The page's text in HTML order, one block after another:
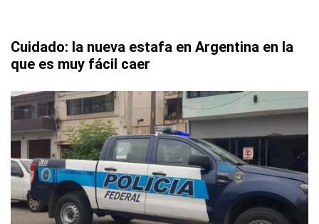
Cuidado: la nueva estafa en Argentina en la
que es muy fácil caer